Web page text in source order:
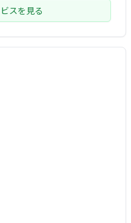
スを見る